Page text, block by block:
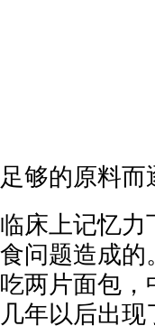
足够的原料
临床上记忆力
食问题造成的
吃两片面包，
几年以后出现